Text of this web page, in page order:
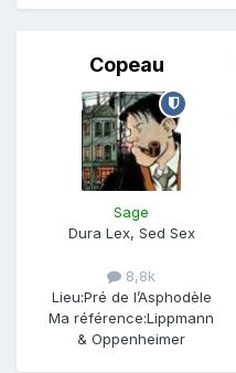
Copeau
Sage
Dura Lex, Sed Sex
8,8k
Lieu:Pré de l’Asphodèle
Ma référence:Lippmann
& Oppenheimer